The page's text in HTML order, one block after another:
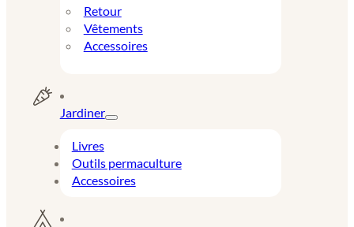
Retour
Vêtements
Accessoires
Jardiner
Livres
Outils permaculture
Accessoires